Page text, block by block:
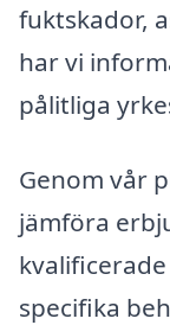
fuktskador,
har vi
pålitliga
Genom vår
jämföra
specifika